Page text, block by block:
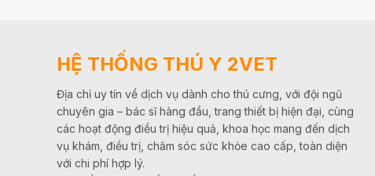
HỆ THỐNG THÚ Y 2VET
Địa chỉ uy tín về dịch vụ dành cho thú cưng, với đội ngũ
chuyên gia – bác sĩ hàng đầu, trang thiết bị hiện đại, cùng
các hoạt động điều trị hiệu quả, khoa học mang đến dịch
vụ khám, điều trị, chăm sóc sức khỏe cao cấp, toàn diện
với chi phí hợp lý.